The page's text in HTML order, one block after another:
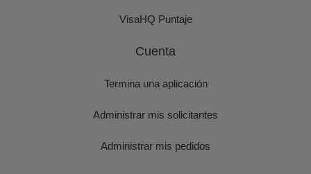
VisaHQ Puntaje
Cuenta
Termina una aplicación
Administrar mis solicitantes
Administrar mis pedidos